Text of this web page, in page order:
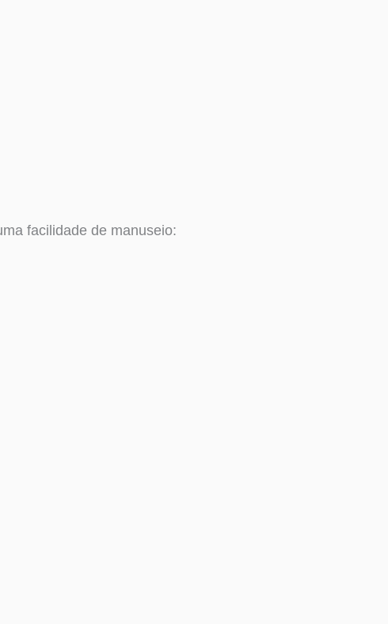
facilidade de manuseio: